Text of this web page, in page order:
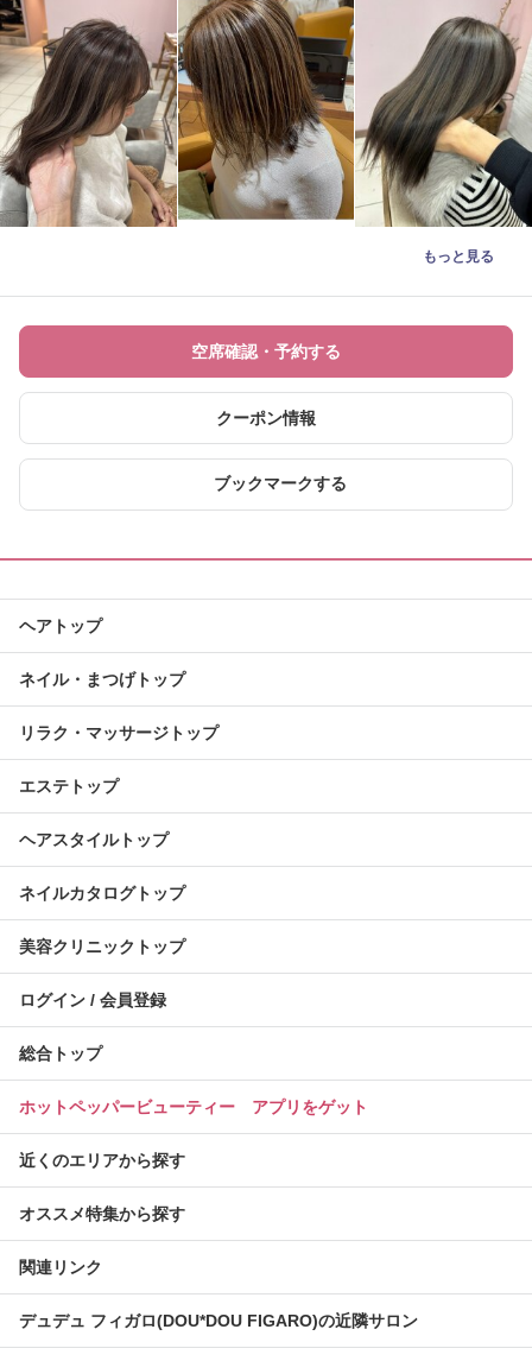
もっと見る
空席確認・予約する
クーポン情報
ブックマークする
ヘアトップ
ネイル・まつげトップ
リラク・マッサージトップ
エステトップ
ヘアスタイルトップ
ネイルカタログトップ
美容クリニックトップ
ログイン / 会員登録
総合トップ
ホットペッパービューティー アプリをゲット
近くのエリアから探す
オススメ特集から探す
関連リンク
デュデュ フィガロ(DOU*DOU FIGARO)の近隣サロン